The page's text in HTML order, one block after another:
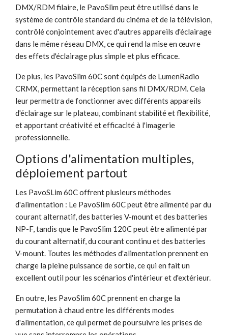
DMX/RDM filaire, le PavoSlim peut être utilisé dans le
système de contrôle standard du cinéma et de la télévision,
contrôlé conjointement avec d'autres appareils d'éclairage
dans le même réseau DMX, ce qui rend la mise en œuvre
des effets d'éclairage plus simple et plus efficace.
De plus, les PavoSlim 60C sont équipés de LumenRadio
CRMX, permettant la réception sans fil DMX/RDM. Cela
leur permettra de fonctionner avec différents appareils
d'éclairage sur le plateau, combinant stabilité et flexibilité,
et apportant créativité et efficacité à l'imagerie
professionnelle.
Options d'alimentation multiples,
déploiement partout
Les PavoSLim 60C offrent plusieurs méthodes
d'alimentation : Le PavoSlim 60C peut être alimenté par du
courant alternatif, des batteries V-mount et des batteries
NP-F, tandis que le PavoSlim 120C peut être alimenté par
du courant alternatif, du courant continu et des batteries
V-mount. Toutes les méthodes d'alimentation prennent en
charge la pleine puissance de sortie, ce qui en fait un
excellent outil pour les scénarios d'intérieur et d'extérieur.
En outre, les PavoSlim 60C prennent en charge la
permutation à chaud entre les différents modes
d'alimentation, ce qui permet de poursuivre les prises de